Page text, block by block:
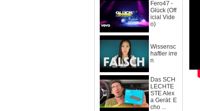
Fero47 -
Glück (Off
icial Vide
o)
Wissensc
haftler irre
n
Das SCH
LECHTE
STE Alex
a Gerät: E
cho ...